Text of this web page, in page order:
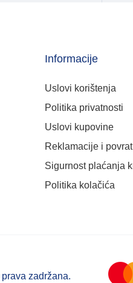
Informacije
Uslovi korištenja
Politika privatnosti
Uslovi kupovine
Reklamacije i povrat
Sigurnost plaćanja
Politika kolačića
zadržana.